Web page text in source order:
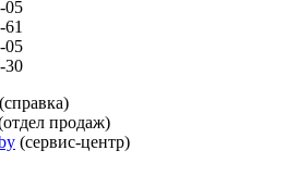
05
61
05
30
(справка)
продаж)
(сервис-центр)